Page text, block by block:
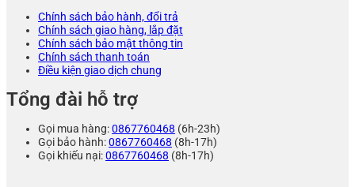
Chính sách bảo hành, đổi trả
Chính sách giao hàng, lắp đặt
Chính sách bảo mật thông tin
Chính sách thanh toán
Điều kiện giao dịch chung
Tổng đài hỗ trợ
Gọi mua hàng:0867760468 (6h-23h)
Gọi bảo hành:0867760468 (8h-17h)
Gọi khiếu nại:0867760468 (8h-17h)